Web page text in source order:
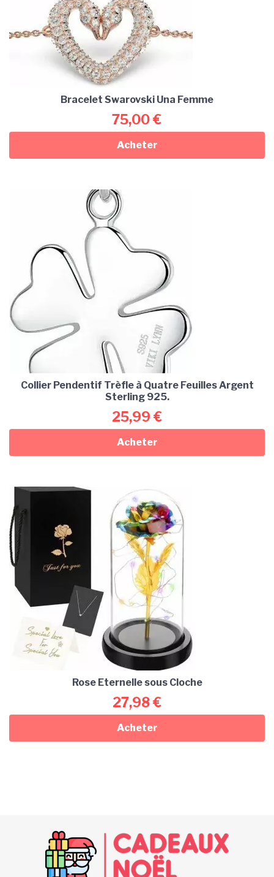
Bracelet Swarovski Una Femme
75,00€
Acheter
Collier Pendentif Trèfle à Quatre Feuilles Argent
Sterling 925.
25,99 €
Acheter
Rose Eternelle sous Cloche
27,98€
Acheter